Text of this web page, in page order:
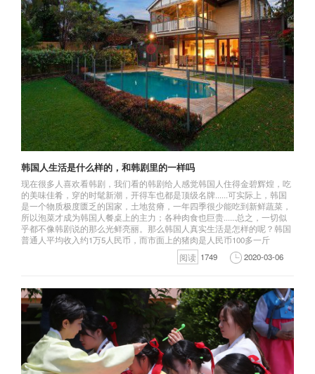
韩国人生活是什么样的，和韩剧里的一样吗
现在很多人喜欢看韩剧，我们看的韩剧给人感觉韩国人住得金碧辉煌，吃
的美味佳肴，穿的时髦新潮，开得车也都是顶级名牌......可实际上，韩国
是一个物质极度匮乏的国家，土地贫瘠，一年四季很少能吃到新鲜蔬菜，
所以泡菜才成为韩国人餐桌上的主力；各种肉食也巨贵......总之，一切似
乎都不像韩剧说的那么光鲜亮丽。那么韩国人真实生活是怎样的呢？韩国
普通人平均收入约1万5人民币，而市面上的猪肉是人民币100多一斤
阅读 1749 2020-03-06